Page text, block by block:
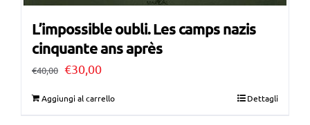
L’impossible oubli. Les camps nazis
cinquante ans après
€40,00 Il
€30,00Il
Aggiungi al carrello Dettagli